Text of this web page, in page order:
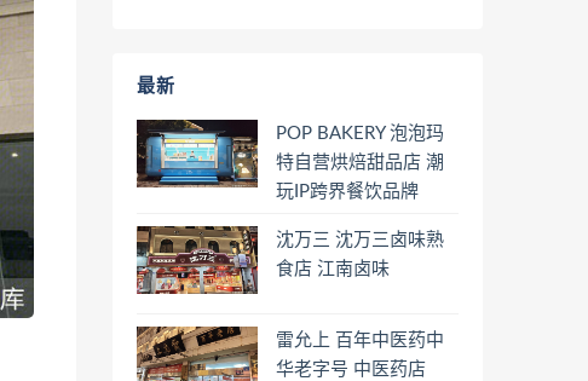
最新
POP BAKERY 泡泡玛
特自营烘焙甜品店 潮
玩IP跨界餐饮品牌
沈万三 沈万三卤味熟
食店 江南卤味
雷允上 百年中医药中
华老字号 中医药店